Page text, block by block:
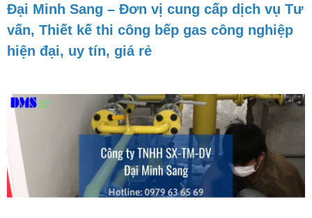
Đại Minh Sang – Đơn vị cung cấp dịch vụ Tư
vấn, Thiết kế thi công bếp gas công nghiệp
hiện đại, uy tín, giá rẻ